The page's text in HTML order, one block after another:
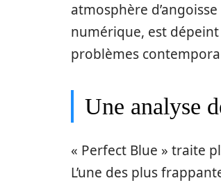
atmosphère
numérique, est
problèmes
Une analyse
« Perfect Blue » traite
L’une des plus